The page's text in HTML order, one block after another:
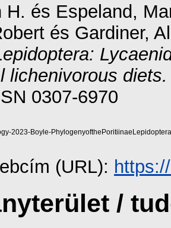
H. és Espeland,
és Gardiner,
lichenivorous diets.
0307-6970
2023-Boyle-
(URL):
/